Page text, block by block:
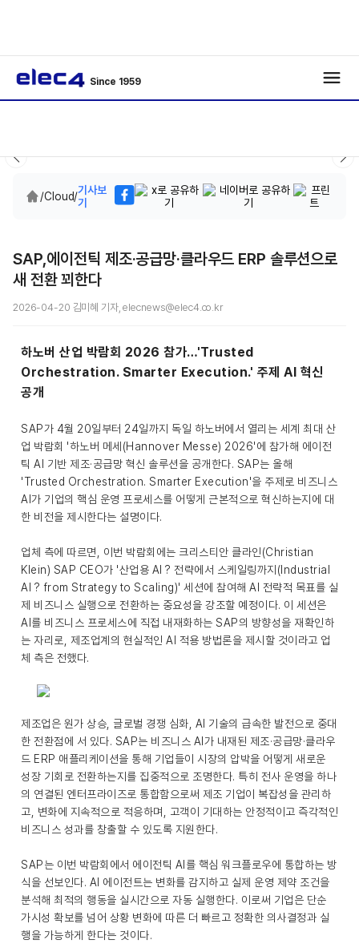
Since 1959
/Cloud/기사보
기
SAP,에이전틱 제조·공급망·클라우드 ERP 솔루션으로
새 전환 꾀한다
2026-04-20 김미혜 기자, elecnews@elec4.co.kr
하노버 산업 박람회 2026 참가…'Trusted
Orchestration. Smarter Execution.' 주제 AI 혁신
공개
SAP가 4월 20일부터 24일까지 독일 하노버에서 열리는 세계 최대 산
업 박람회 '하노버 메세(Hannover Messe) 2026'에 참가해 에이전
틱 AI 기반 제조·공급망 혁신 솔루션을 공개한다. SAP는 올해
'Trusted Orchestration. Smarter Execution'을 주제로 비즈니스
AI가 기업의 핵심 운영 프로세스를 어떻게 근본적으로 혁신하는지에 대
한 비전을 제시한다는 설명이다.
업체 측에 따르면, 이번 박람회에는 크리스티안 클라인(Christian
Klein) SAP CEO가 '산업용 AI ? 전략에서 스케일링까지(Industrial
AI ? from Strategy to Scaling)' 세션에 참여해 AI 전략적 목표를 실
제 비즈니스 실행으로 전환하는 중요성을 강조할 예정이다. 이 세션은
AI를 비즈니스 프로세스에 직접 내재화하는 SAP의 방향성을 재확인하
는 자리로, 제조업계의 현실적인 AI 적용 방법론을 제시할 것이라고 업
체 측은 전했다.
제조업은 원가 상승, 글로벌 경쟁 심화, AI 기술의 급속한 발전으로 중대
한 전환점에 서 있다. SAP는 비즈니스 AI가 내재된 제조·공급망·클라우
드 ERP 애플리케이션을 통해 기업들이 시장의 압박을 어떻게 새로운
성장 기회로 전환하는지를 집중적으로 조명한다. 특히 전사 운영을 하나
의 연결된 엔터프라이즈로 통합함으로써 제조 기업이 복잡성을 관리하
고, 변화에 지속적으로 적응하며, 고객이 기대하는 안정적이고 즉각적인
비즈니스 성과를 창출할 수 있도록 지원한다.
SAP는 이번 박람회에서 에이전틱 AI를 핵심 워크플로우에 통합하는 방
식을 선보인다. AI 에이전트는 변화를 감지하고 실제 운영 제약 조건을
분석해 최적의 행동을 실시간으로 자동 실행한다. 이로써 기업은 단순
가시성 확보를 넘어 상황 변화에 따른 더 빠르고 정확한 의사결정과 실
행을 가능하게 한다는 것이다.